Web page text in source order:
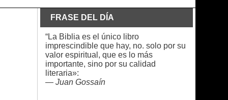
FRASE DEL DÍA
“La Biblia es el único libro
imprescindible que hay, no. solo por su
valor espiritual, que es lo más
importante, sino por su calidad
literaria»:
— Juan Gossaín